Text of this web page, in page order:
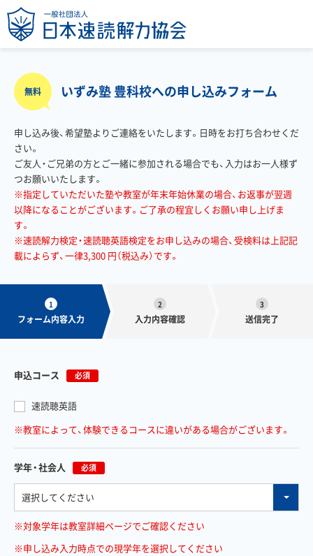
無料 いずみ塾 豊科校への申し込みフォーム
申し込み後、希望塾よりご連絡をいたします。日時をお打ち合わせくだ
さい。
ご友人・ご兄弟の方とご一緒に参加される場合でも、入力はお一人様ず
つお願いいたします。
※指定していただいた塾や教室が年末年始休業の場合、お返事が翌週
以降になることがございます。ご了承の程宜しくお願い申し上げま
す。
※速読解力検定・速読聴英語検定をお申し込みの場合、受検料は上記記
載によらず、一律3,300 円（税込み）です。
1
フォーム内容入力
2
入力内容確認
3
送信完了
申込コース 必須
速読聴英語
※教室によって、体験できるコースに違いがある場合がございます。
学年・社会人 必須
※対象学年は教室詳細ページでご確認ください
※申し込み入力時点での現学年を選択してください